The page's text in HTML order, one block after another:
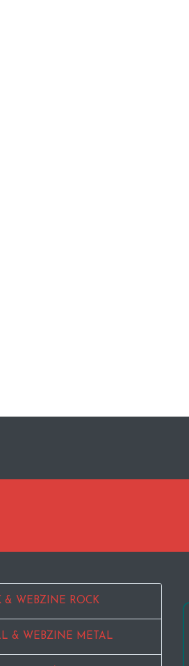
& WEBZINE ROCK
& WEBZINE METAL